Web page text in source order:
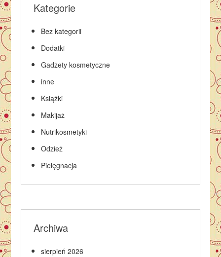
Kategorie
Bez kategorii
Dodatki
Gadżety kosmetyczne
inne
Książki
Makijaż
Nutrikosmetyki
Odzież
Pielęgnacja
Archiwa
sierpień 2026